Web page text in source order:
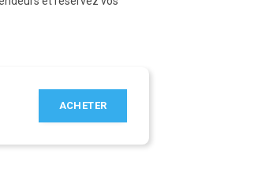
ACHETER